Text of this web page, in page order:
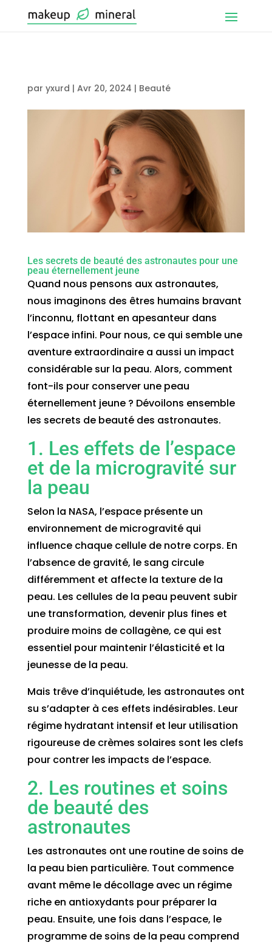
par yxurd | Avr 20, 2024 | Beauté
Les secrets de beauté des astronautes pour une
peau éternellement jeune
Quand nous pensons aux astronautes,
nous imaginons des êtres humains bravant
l’inconnu, flottant en apesanteur dans
l’espace infini. Pour nous, ce qui semble une
aventure extraordinaire a aussi un impact
considérable sur la peau. Alors, comment
font-ils pour conserver une peau
éternellement jeune ? Dévoilons ensemble
les secrets de beauté des astronautes.
1. Les effets de l’espace
et de la microgravité sur
la peau
Selon la NASA, l’espace présente un
environnement de microgravité qui
influence chaque cellule de notre corps. En
l’absence de gravité, le sang circule
différemment et affecte la texture de la
peau. Les cellules de la peau peuvent subir
une transformation, devenir plus fines et
produire moins de collagène, ce qui est
essentiel pour maintenir l’élasticité et la
jeunesse de la peau.
Mais trêve d’inquiétude, les astronautes ont
su s’adapter à ces effets indésirables. Leur
régime hydratant intensif et leur utilisation
rigoureuse de crèmes solaires sont les clefs
pour contrer les impacts de l’espace.
2. Les routines et soins
de beauté des
astronautes
Les astronautes ont une routine de soins de
la peau bien particulière. Tout commence
avant même le décollage avec un régime
riche en antioxydants pour préparer la
peau. Ensuite, une fois dans l’espace, le
programme de soins de la peau comprend